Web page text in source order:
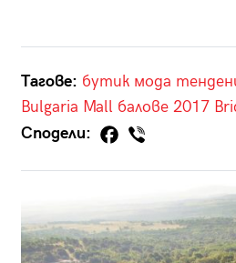
Тагове: бутик мода
Bulgaria Mall балове 2017
Сподели: